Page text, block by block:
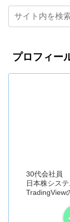
プロフィー
30代会社員
日本株シス
TradingView